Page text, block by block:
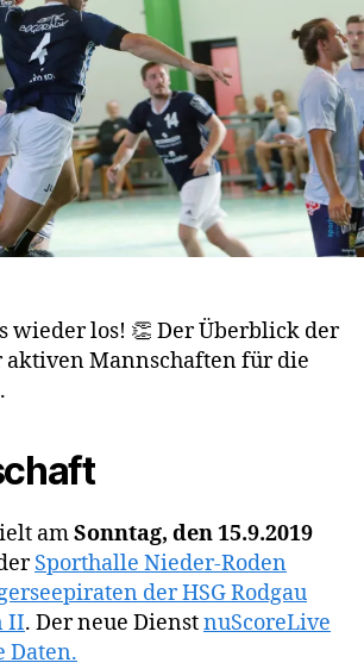
wieder los! 👏 Der Überblick der
aktiven Mannschaften für die
amSonntag, den 15.9.2019
Sporthalle Nieder-Roden
der HSG Rodgau
II. Der neue DienstnuScoreLive
Daten.